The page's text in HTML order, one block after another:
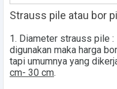
Strauss pile atau bor
1. Diameter strauss pile :
digunakan maka harga
tapi umumnya yang
cm- 30 cm.